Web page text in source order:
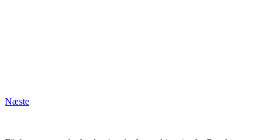
Næste